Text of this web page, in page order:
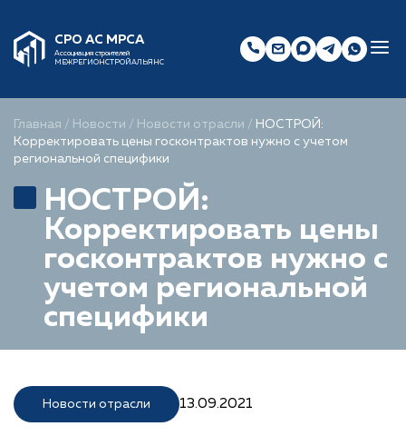
СРО АС МРСА
Ассоциация строителей
МЕЖРЕГИОНСТРОЙАЛЬЯНС
Главная / Новости / Новости отрасли / НОСТРОЙ:
Корректировать цены госконтрактов нужно с учетом
региональной специфики
НОСТРОЙ:
Корректировать цены
госконтрактов нужно с
учетом региональной
специфики
Новости отрасли 13.09.2021